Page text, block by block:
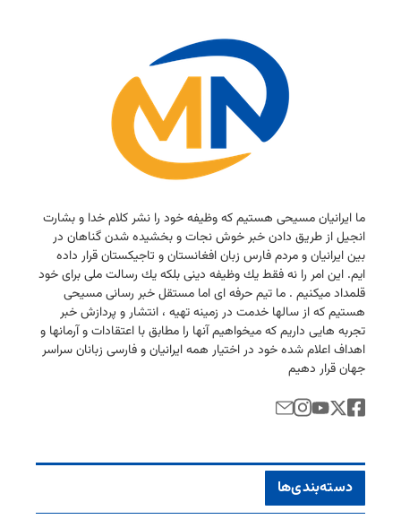
ما ایرانیان مسیحی هستیم كه وظیفه خود را نشر كلام خدا و بشارت
انجیل از طریق دادن خبر خوش نجات و بخشیده شدن گناهان در
بین ایرانیان و مردم فارس زبان افغانستان و تاجیكستان قرار داده
ایم. این امر را نه فقط یك وظیفه دینی بلكه یك رسالت ملی برای خود
قلمداد میكنیم . ما تیم حرفه ای اما مستقل خبر رسانی مسیحی
هستیم كه از سالها خدمت در زمینه تهیه ، انتشار و پردازش خبر
تجربه هایی داریم كه میخواهیم آنها را مطابق با اعتقادات و آرمانها و
اهداف اعلام شده خود در اختیار همه ایرانیان و فارسی زبانان سراسر
جهان قرار دهیم
دسته‌بندی‌ها